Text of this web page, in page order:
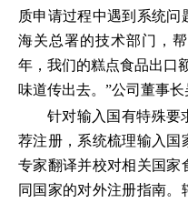
质申请过程中遇到系统问
海关总署的技术部门，
年，我们的糕点食品出口
味道传出去。”公司董事长
针对输入国有特殊要
荐注册，系统梳理输入国
专家翻译并校对相关国家
同国家的对外注册指南